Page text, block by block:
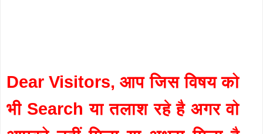
Dear Visitors, आप जिस विषय को
भी Search या तलाश रहे है अगर वो